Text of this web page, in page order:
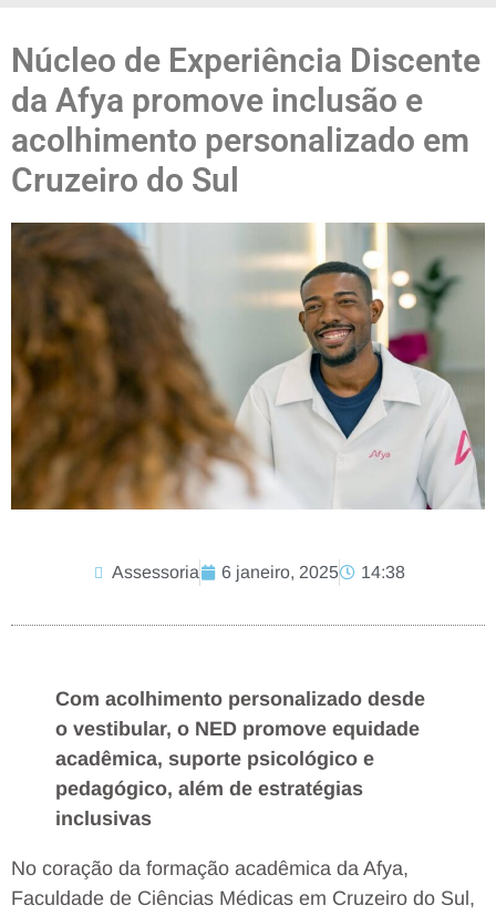
Núcleo de Experiência Discente
da Afya promove inclusão e
acolhimento personalizado em
Cruzeiro do Sul
Assessoria 6 janeiro, 2025 14:38
Com acolhimento personalizado desde
o vestibular, o NED promove equidade
acadêmica, suporte psicológico e
pedagógico, além de estratégias
inclusivas
No coração da formação acadêmica da Afya,
Faculdade de Ciências Médicas em Cruzeiro do Sul,